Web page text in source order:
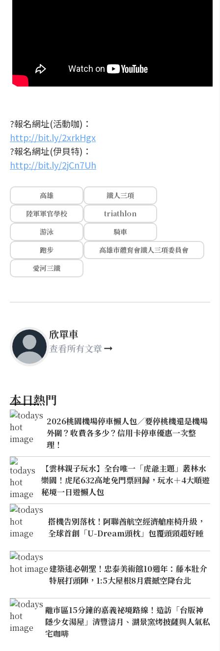
?報名網址(活動咖)：
http://bit.ly/2xrkHgx
?報名網址(伊貝特)：
http://bit.ly/2jCn7Uh
高雄
鐵人三項
陸軍軍官學校
triathlon
游泳
騎車
跑步
高雄市體育會鐵人三項委員會
愛河三鐵
欣單車
查看所有文章
本日熱門
2026桃園機場停車懶人包／要停桃機還是機場
外圍？收費各多少？信用卡停車優惠一次整
理！
【雲林親子玩水】全台唯一「虎爺主題」叢林水
樂園！虎尾632高地免門票回歸，玩水＋4大順遊
秘境一日遊懶人包
搭機告別落枕！阿聯酋航空經濟艙座椅升級，
全球首創「U-Dream頭枕」包覆頭頸超好睡
建築迷必朝聖！忠泰美術館10週年：藤本壯介
特展打頭陣，1:5大屋根8月震撼空降台北
離市區15分鐘的嘉義祕境路線！造訪「台版神
隱少女湯屋」清豐濤月、湖景窯烤披薩與人氣私
宅咖啡